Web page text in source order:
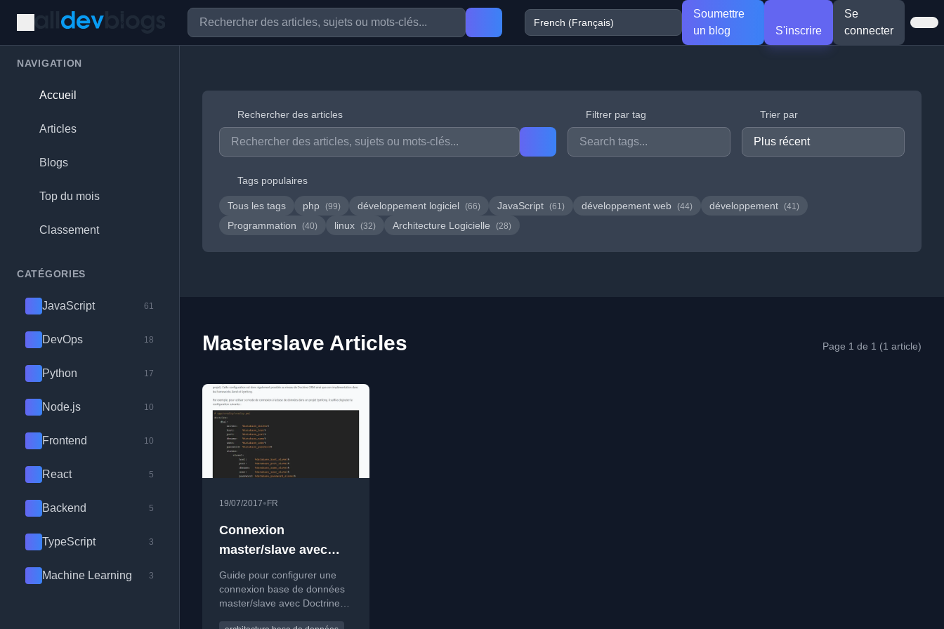
Soumettre
un blog
S'inscrire
Se
connecter
NAVIGATION
Accueil
Articles
Blogs
Top du mois
Classement
CATÉGORIES
JavaScript 61
DevOps 18
Python 17
Node.js 10
Frontend 10
React 5
Backend 5
TypeScript 3
Machine Learning 3
Rechercher des articles Filtrer par tag Trier par
Tags populaires
Tous les tags php (99) développement logiciel (66) JavaScript (61) développement web (44) développement (41)
Programmation (40) linux (32) Architecture Logicielle (28)
Masterslave Articles Page 1 de 1 (1 article)
19/07/2017• FR
Connexion
master/slave avec
Doctrine
Guide pour configurer une
connexion base de données
master/slave avec Doctrine